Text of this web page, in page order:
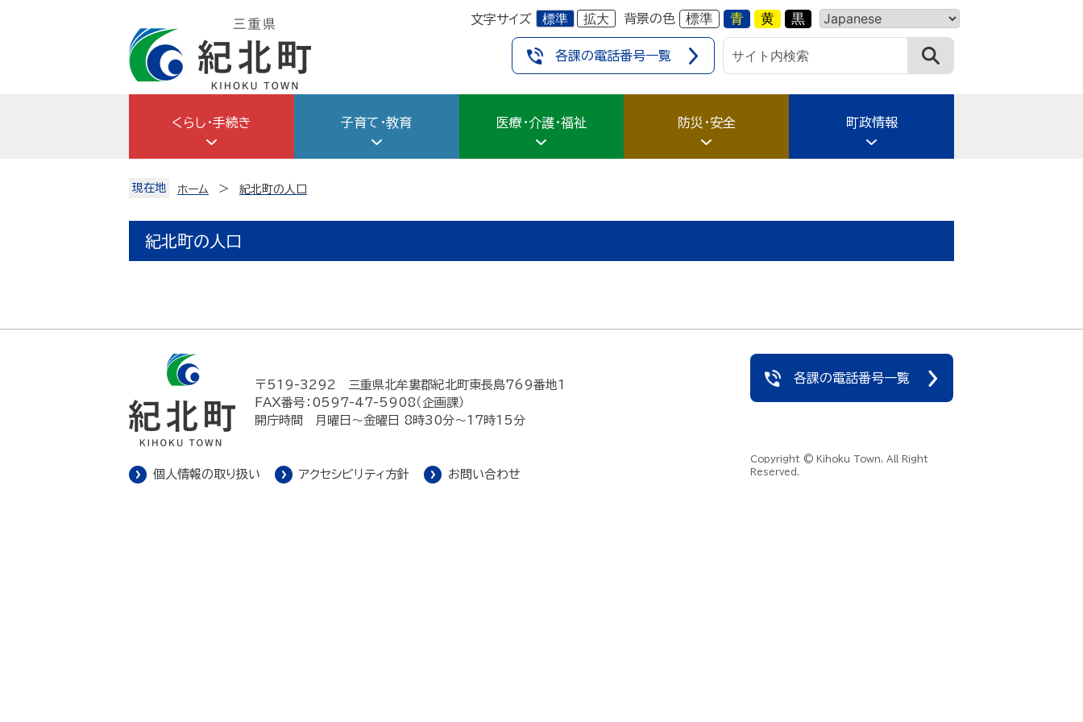
文字サイズ 標準 拡大 背景の色 標準 青 黄 黒
各課の電話番号一覧
くらし・手続き 子育て・教育 医療・介護・福祉 防災・安全 町政情報
現在地 ホーム 紀北町の人口
紀北町の人口
〒519-3292
三重県北牟婁郡紀北町東長島769番地1
FAX番号：0597-47-5908（企画課）
開庁時間 月曜日～金曜日 8時30分～17時15分
個人情報の取り扱い アクセシビリティ方針 お問い合わせ
各課の電話番号一覧
Copyright © Kihoku Town, All Right
Reserved.